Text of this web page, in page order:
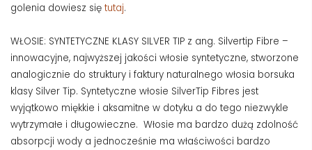
golenia dowiesz się tutaj.
WŁOSIE: SYNTETYCZNE KLASY SILVER TIP z ang. Silvertip Fibre –
innowacyjne, najwyższej jakości włosie syntetyczne, stworzone
analogicznie do struktury i faktury naturalnego włosia borsuka
klasy Silver Tip. Syntetyczne włosie SilverTip Fibres jest
wyjątkowo miękkie i aksamitne w dotyku a do tego niezwykle
wytrzymałe i długowieczne. Włosie ma bardzo dużą zdolność
absorpcji wody a jednocześnie ma właściwości bardzo